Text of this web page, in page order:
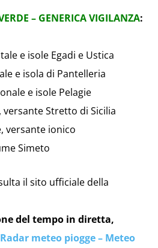
– GENERICA VIGILANZA:
e isole Egadi e Ustica
e isola di Pantelleria
e isole Pelagie
versante Stretto di Sicilia
versante ionico
Simeto
il sito ufficiale della
del tempo in diretta,
Radar meteo piogge – Meteo